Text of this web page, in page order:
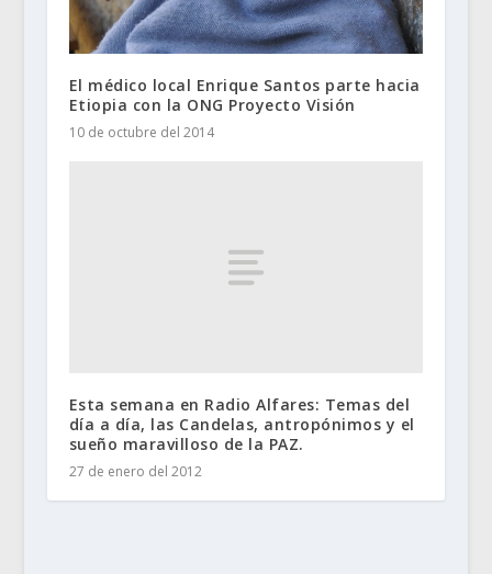
El médico local Enrique Santos parte hacia
Etiopia con la ONG Proyecto Visión
10 de octubre del 2014
Esta semana en Radio Alfares: Temas del
día a día, las Candelas, antropónimos y el
sueño maravilloso de la PAZ.
27 de enero del 2012